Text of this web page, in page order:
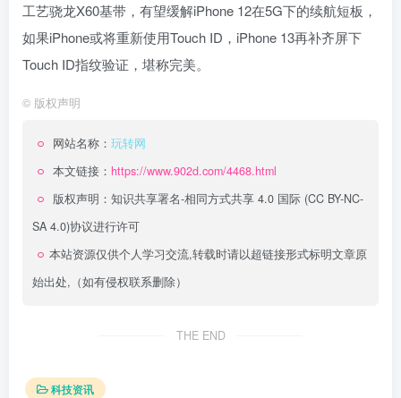
工艺骁龙X60基带，有望缓解iPhone 12在5G下的续航短板，
如果iPhone或将重新使用Touch ID，iPhone 13再补齐屏下
Touch ID指纹验证，堪称完美。
© 版权声明
网站名称： 玩转网
本文链接： https://www.902d.com/4468.html
版权声明： 知识共享署名-相同方式共享 4.0 国际 (CC BY-NC-
SA 4.0)协议进行许可
本站资源仅供个人学习交流,转载时请以超链接形式标明文章原
始出处,（如有侵权联系删除）
THE END
科技资讯